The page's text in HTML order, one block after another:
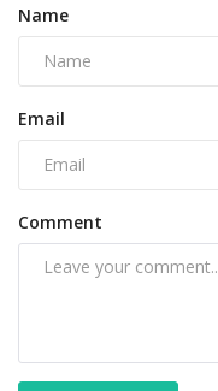
Name
Email
Comment